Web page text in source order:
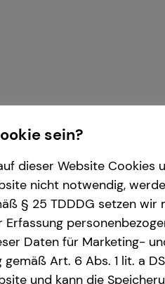
die tecis
sein?
dieser Website Cookies
nicht notwendig,
§ 25 TDDDG setzen wir
Erfassung
Daten für Marketing-
gemäß Art. 6 Abs. 1 lit. a
und kann die